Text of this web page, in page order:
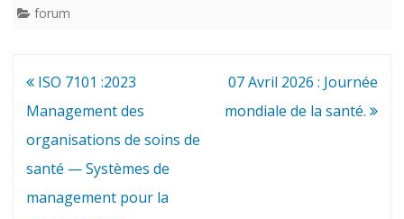
forum
Navigation
de
l’article
ISO 7101 :2023
Management des
organisations de soins de
santé — Systèmes de
management pour la
07 Avril 2026 : Journée
mondiale de la santé.